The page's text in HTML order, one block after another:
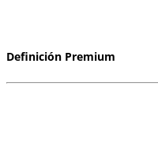
Definición Premium